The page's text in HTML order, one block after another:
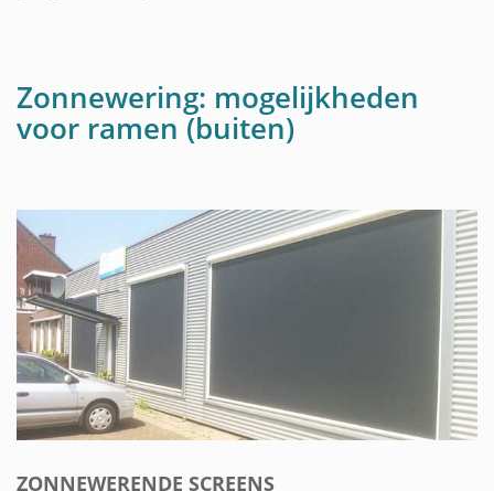
Zonnewering: mogelijkheden
voor ramen (buiten)
ZONNEWERENDE SCREENS